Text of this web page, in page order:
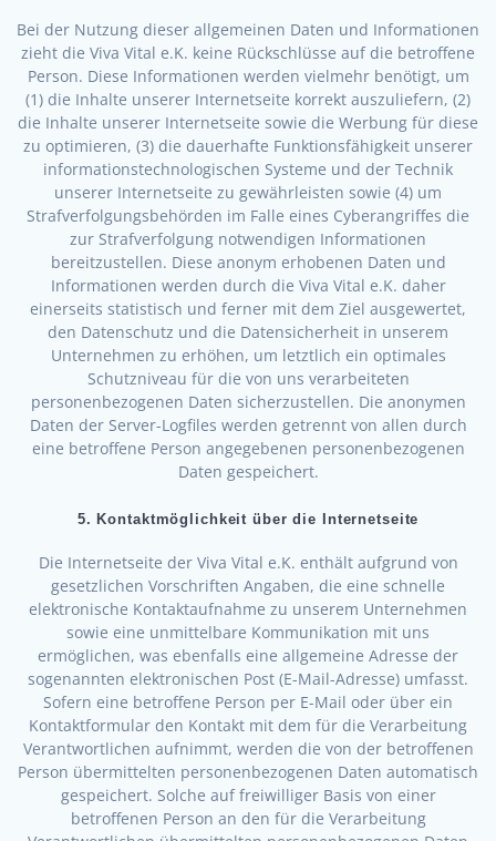
Bei der Nutzung dieser allgemeinen Daten und Informationen
zieht die Viva Vital e.K. keine Rückschlüsse auf die betroffene
Person. Diese Informationen werden vielmehr benötigt, um
(1) die Inhalte unserer Internetseite korrekt auszuliefern, (2)
die Inhalte unserer Internetseite sowie die Werbung für diese
zu optimieren, (3) die dauerhafte Funktionsfähigkeit unserer
informationstechnologischen Systeme und der Technik
unserer Internetseite zu gewährleisten sowie (4) um
Strafverfolgungsbehörden im Falle eines Cyberangriffes die
zur Strafverfolgung notwendigen Informationen
bereitzustellen. Diese anonym erhobenen Daten und
Informationen werden durch die Viva Vital e.K. daher
einerseits statistisch und ferner mit dem Ziel ausgewertet,
den Datenschutz und die Datensicherheit in unserem
Unternehmen zu erhöhen, um letztlich ein optimales
Schutzniveau für die von uns verarbeiteten
personenbezogenen Daten sicherzustellen. Die anonymen
Daten der Server-Logfiles werden getrennt von allen durch
eine betroffene Person angegebenen personenbezogenen
Daten gespeichert.
5. Kontaktmöglichkeit über die Internetseite
Die Internetseite der Viva Vital e.K. enthält aufgrund von
gesetzlichen Vorschriften Angaben, die eine schnelle
elektronische Kontaktaufnahme zu unserem Unternehmen
sowie eine unmittelbare Kommunikation mit uns
ermöglichen, was ebenfalls eine allgemeine Adresse der
sogenannten elektronischen Post (E-Mail-Adresse) umfasst.
Sofern eine betroffene Person per E-Mail oder über ein
Kontaktformular den Kontakt mit dem für die Verarbeitung
Verantwortlichen aufnimmt, werden die von der betroffenen
Person übermittelten personenbezogenen Daten automatisch
gespeichert. Solche auf freiwilliger Basis von einer
betroffenen Person an den für die Verarbeitung